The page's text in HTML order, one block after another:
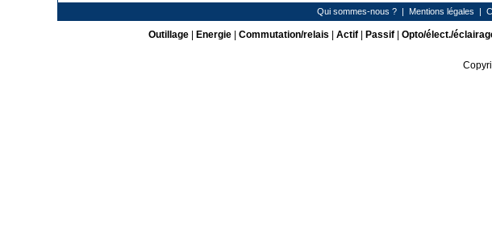
Qui sommes-nous ? | Mentions légales |
Outillage| Energie| Commutation/relais Actif| Passif| Opto/élect./